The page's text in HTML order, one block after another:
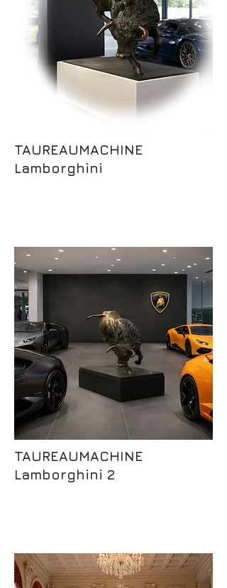
TAUREAUMACHINE
Lamborghini
TAUREAUMACHINE
Lamborghini 2